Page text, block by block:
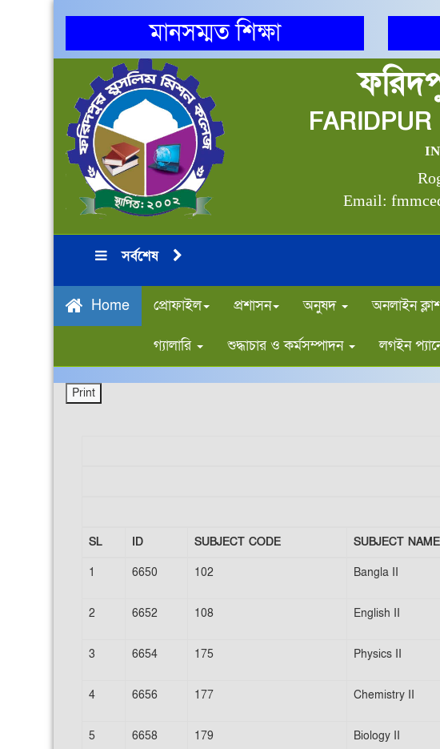
মানসম্মত শিক্ষা
Email:
সর্বশেষ
Home প্রোফাইল প্রশাসন অনুষদ অনলাইন
গ্যালারি শুদ্ধাচার ও কর্মসম্পাদন লগইন
SL
ID SUBJECT CODE SUBJECT NAME
1
6650 102 Bangla II
2 6652 108 English II
3 6654 175 Physics II
4 6656 177 Chemistry II
5 6658 179 Biology II